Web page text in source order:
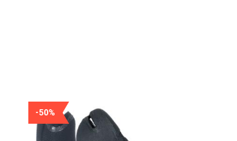
-50%